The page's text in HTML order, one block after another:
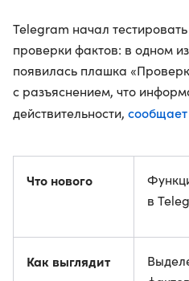
Telegram начал
проверки фактов: в одном
появилась плашка
с разъяснением, что
действительности, сообщает
Что нового
в
Как выглядит